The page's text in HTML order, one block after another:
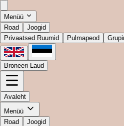
Menüü
Road
Joogid
Privaatsed Ruumid
Pulmapeod
Broneeri Laud
Avaleht
Menüü
Road
Joogid